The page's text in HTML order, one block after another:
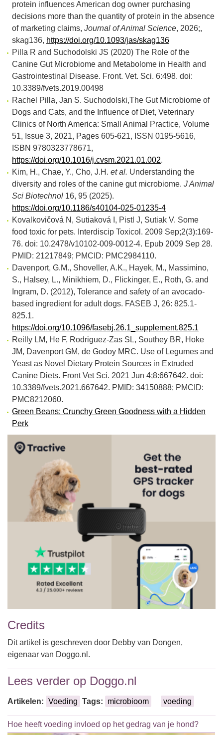
protein influences American dog owner purchasing
decisions more than the quantity of protein in the absence
of marketing claims, Journal of Animal Science, 2026;,
skag136, https://doi.org/10.1093/jas/skag136
Pilla R and Suchodolski JS (2020) The Role of the
Canine Gut Microbiome and Metabolome in Health and
Gastrointestinal Disease. Front. Vet. Sci. 6:498. doi:
10.3389/fvets.2019.00498
Rachel Pilla, Jan S. Suchodolski,The Gut Microbiome of
Dogs and Cats, and the Influence of Diet, Veterinary
Clinics of North America: Small Animal Practice, Volume
51, Issue 3, 2021, Pages 605-621, ISSN 0195-5616,
ISBN 9780323778671,
https://doi.org/10.1016/j.cvsm.2021.01.002.
Kim, H., Chae, Y., Cho, J.H. et al. Understanding the
diversity and roles of the canine gut microbiome. J Animal
Sci Biotechnol 16, 95 (2025).
https://doi.org/10.1186/s40104-025-01235-4
Kovalkovičová N, Sutiaková I, Pistl J, Sutiak V. Some
food toxic for pets. Interdiscip Toxicol. 2009 Sep;2(3):169-
76. doi: 10.2478/v10102-009-0012-4. Epub 2009 Sep 28.
PMID: 21217849; PMCID: PMC2984110.
Davenport, G.M., Shoveller, A.K., Hayek, M., Massimino,
S., Halsey, L., Minikhiem, D., Flickinger, E., Roth, G. and
Ingram, D. (2012), Tolerance and safety of an avocado-
based ingredient for adult dogs. FASEB J, 26: 825.1-
825.1.
https://doi.org/10.1096/fasebj.26.1_supplement.825.1
Reilly LM, He F, Rodriguez-Zas SL, Southey BR, Hoke
JM, Davenport GM, de Godoy MRC. Use of Legumes and
Yeast as Novel Dietary Protein Sources in Extruded
Canine Diets. Front Vet Sci. 2021 Jun 4;8:667642. doi:
10.3389/fvets.2021.667642. PMID: 34150888; PMCID:
PMC8212060.
Green Beans: Crunchy Green Goodness with a Hidden
Perk
Credits
Dit artikel is geschreven door Debby van Dongen,
eigenaar van Doggo.nl.
Lees verder op Doggo.nl
Artikelen: Voeding Tags: microbioom voeding
Hoe heeft voeding invloed op het gedrag van je hond?